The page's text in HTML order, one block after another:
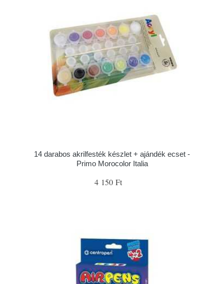
14 darabos akrilfesték készlet + ajándék ecset -
Primo Morocolor Italia
4 150 Ft